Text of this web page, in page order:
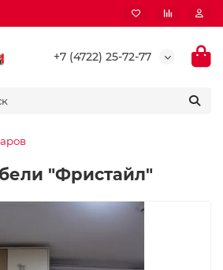
+7 (4722) 25-72-77
"Фристайл"